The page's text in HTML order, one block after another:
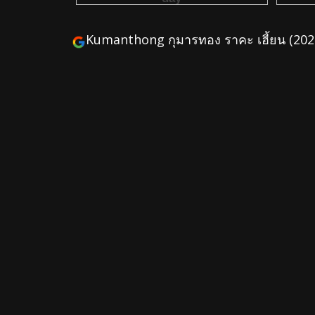
Kumanthong กุมารทอง ราคะ เฮี้ยน